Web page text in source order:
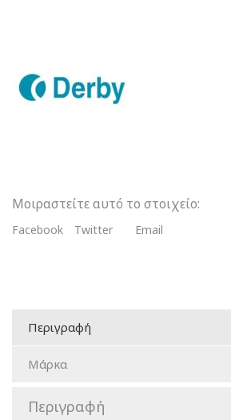
Και
Δεξιούς
Μοιραστείτε αυτό το στοιχείο:
Facebook Twitter Email
Περιγραφή
Μάρκα
Περιγραφή